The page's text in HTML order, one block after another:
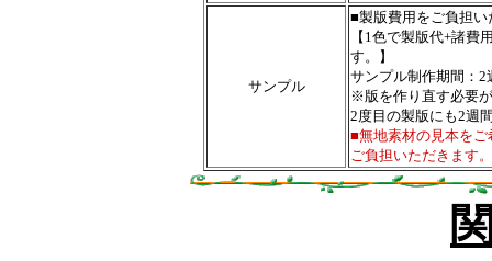
サンプル
■製版費用をご負担
【1色で製版代+諸費
す。】
サンプル制作期間：2
※版を作り直す必要
2度目の製版にも2週
■無地素材の見本を
ご負担いただきます。